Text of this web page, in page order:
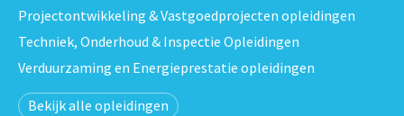
Projectontwikkeling & Vastgoedprojecten opleidingen
Techniek, Onderhoud & Inspectie Opleidingen
Verduurzaming en Energieprestatie opleidingen
Bekijk alle opleidingen